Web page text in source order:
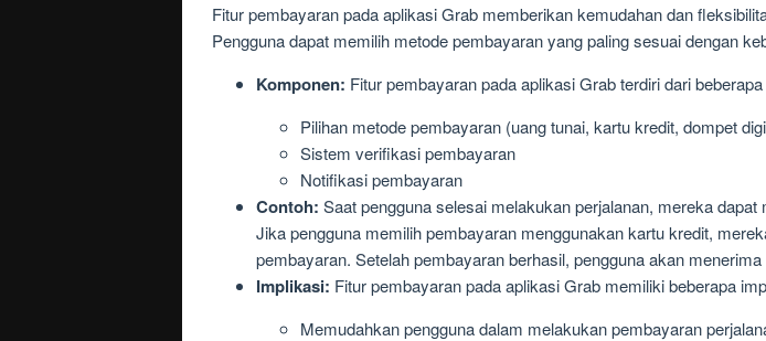
Fitur pembayaran pada aplikasi Grab memberikan kemudahan dan
Pengguna dapat memilih metode pembayaran yang paling sesuai dengan
Komponen: Fitur pembayaran pada aplikasi Grab terdiri dari
Pilihan metode pembayaran (uang tunai, kartu kredit, dompet
Sistem verifikasi pembayaran
Notifikasi pembayaran
Contoh: Saat pengguna selesai melakukan perjalanan, mereka
Jika pengguna memilih pembayaran menggunakan kartu kredit,
pembayaran. Setelah pembayaran berhasil, pengguna akan
Implikasi: Fitur pembayaran pada aplikasi Grab memiliki beberapa
Memudahkan pengguna dalam melakukan pembayaran